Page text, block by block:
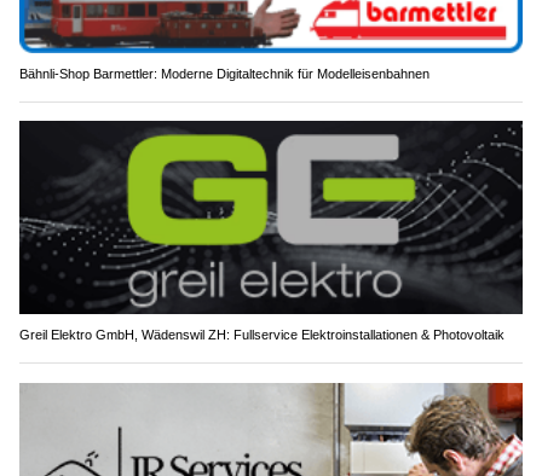
Bähnli-Shop Barmettler: Moderne Digitaltechnik für Modelleisenbahnen
Greil Elektro GmbH, Wädenswil ZH: Fullservice Elektroinstallationen & Photovoltaik